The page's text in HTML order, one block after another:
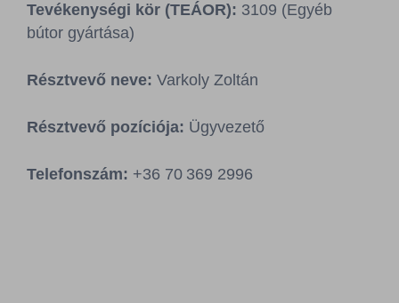
Tevékenységi kör (TEÁOR): 3109 (Egyéb
bútor gyártása)
Résztvevő neve: Varkoly Zoltán
Résztvevő pozíciója: Ügyvezető
Telefonszám: +36 70 369 2996